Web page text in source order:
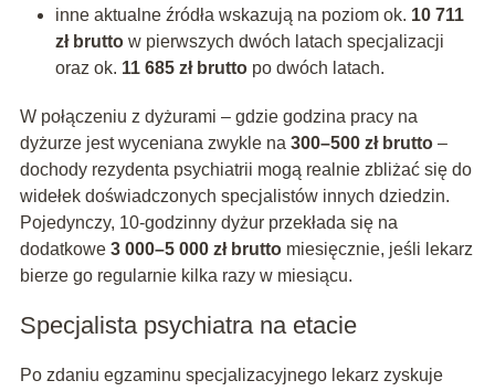
inne aktualne źródła wskazują na poziom ok. 10 711
zł bruttow pierwszych dwóch latach specjalizacji
oraz ok. 11 685 zł bruttopo dwóch latach.
W połączeniu z dyżurami – gdzie godzina pracy na
dyżurze jest wyceniana zwykle na 300–500 zł brutto–
dochody rezydenta psychiatrii mogą realnie zbliżać się do
widełek doświadczonych specjalistów innych dziedzin.
Pojedynczy, 10‑godzinny dyżur przekłada się na
dodatkowe 3 000–5 000 zł bruttomiesięcznie, jeśli lekarz
bierze go regularnie kilka razy w miesiącu.
Specjalista psychiatra na etacie
Po zdaniu egzaminu specjalizacyjnego lekarz zyskuje